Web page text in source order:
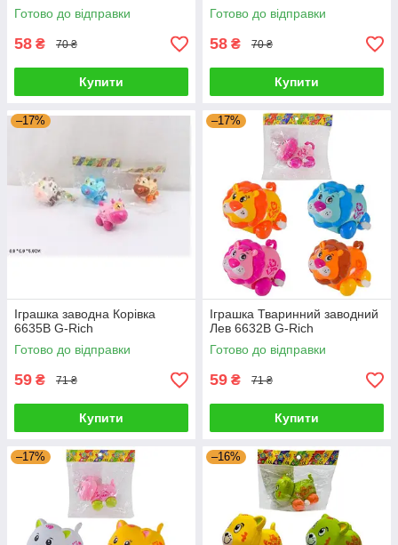
Готово до відправки
58 ₴ 70 ₴
Купити
Готово до відправки
58 ₴ 70 ₴
Купити
–17%
Іграшка заводна Корівка
6635B G-Rich
Готово до відправки
59 ₴ 71 ₴
Купити
–17%
Іграшка Тваринний заводний
Лев 6632B G-Rich
Готово до відправки
59 ₴ 71 ₴
Купити
–17% –16%